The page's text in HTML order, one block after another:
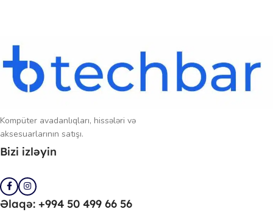
Kompüter avadanlıqları, hissələri və
aksesuarlarının satışı.
Bizi izləyin
Əlaqə: +994 50 499 66 56